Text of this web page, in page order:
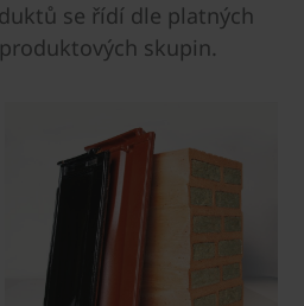
se řídí dle platných
skupin.